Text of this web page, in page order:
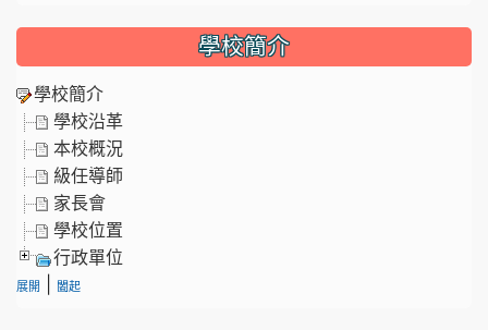
學校簡介
學校簡介
學校沿革
本校概況
級任導師
家長會
學校位置
行政單位
展開 闔起